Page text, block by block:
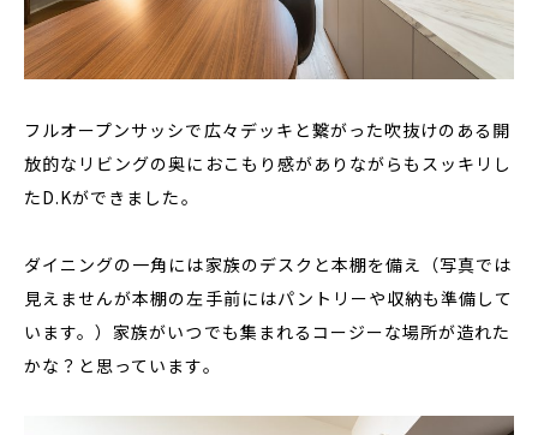
フルオープンサッシで広々デッキと繋がった吹抜けのある開
放的なリビングの奥におこもり感がありながらもスッキリし
たD.Kができました。
ダイニングの一角には家族のデスクと本棚を備え（写真では
見えませんが本棚の左手前にはパントリーや収納も準備して
います。）家族がいつでも集まれるコージーな場所が造れた
かな？と思っています。